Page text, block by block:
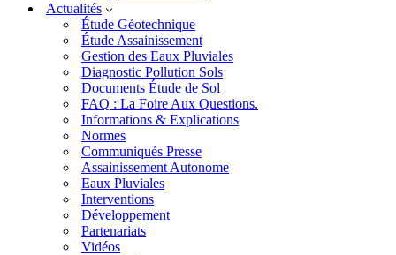
Actualités
Étude Géotechnique
Étude Assainissement
Gestion des Eaux Pluviales
Diagnostic Pollution Sols
Documents Étude de Sol
FAQ : La Foire Aux Questions.
Informations & Explications
Normes
Communiqués Presse
Assainissement Autonome
Eaux Pluviales
Interventions
Développement
Partenariats
Vidéos